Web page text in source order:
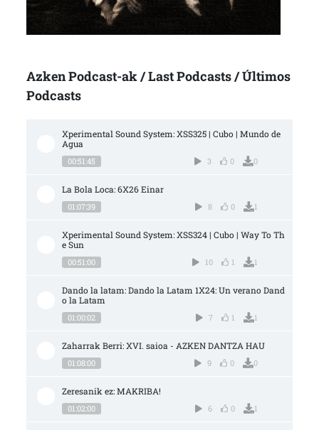
Azken Podcast-ak / Last Podcasts / Últimos
Podcasts
Xperimental Sound System: XSS325 | Cubo | Mundo de
Agua
00:51:45 3 0 0
La Bola Loca: 6X26 Einar
01:07:39 8 0 1
Xperimental Sound System: XSS324 | Cubo | Way To Th
e Sun
00:51:00 10 1 1
Dando la latam: Dando la Latam 1X24: Un verano Dand
o la Latam
01:00:02 7 1 1
Zaharrak Berri: XVI. saioa - AZKEN DANTZA HAU
01:08:00 9 0 0
Zeresanik ez: MAKRIBA!
01:02:00 6 0 1